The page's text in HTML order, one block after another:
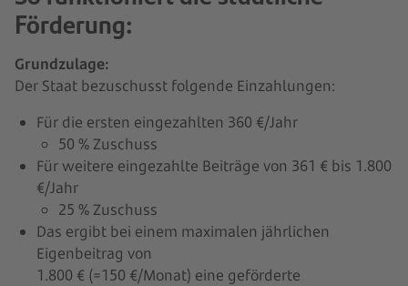
Förderung:
Grundzulage:
Der Staat bezuschusst folgende Einzahlungen:
Für die ersten eingezahlten 360 €/Jahr
50 % Zuschuss
Für weitere eingezahlte Beiträge von 361 € bis 1.800
€/Jahr
25 % Zuschuss
Das ergibt bei einem maximalen jährlichen
Eigenbeitrag von
1.800 € (=150 €/Monat) eine geförderte